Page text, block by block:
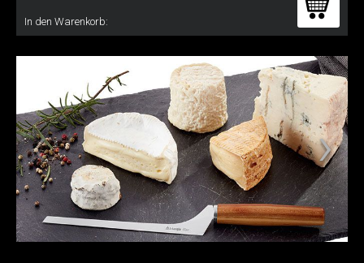
In den Warenkorb: